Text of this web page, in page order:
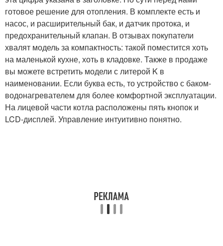
готовое решение для отопления. В комплекте есть и
насос, и расширительный бак, и датчик протока, и
предохранительный клапан. В отзывах покупатели
хвалят модель за компактность: такой поместится хоть
на маленькой кухне, хоть в кладовке. Также в продаже
вы можете встретить модели с литерой K в
наименовании. Если буква есть, то устройство с баком-
водонагревателем для более комфортной эксплуатации.
На лицевой части котла расположены пять кнопок и
LCD-дисплей. Управление интуитивно понятно.